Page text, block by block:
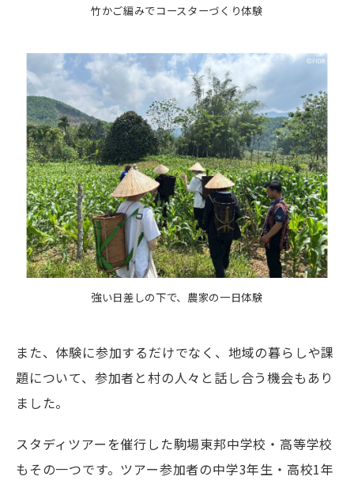
竹かご編みでコースターづくり体験
強い日差しの下で、農家の一日体験
また、体験に参加するだけでなく、地域の暮らしや課
題について、参加者と村の人々と話し合う機会もあり
ました。
スタディツアーを催行した駒場東邦中学校・高等学校
もその一つです。ツアー参加者の中学3年生・高校1年